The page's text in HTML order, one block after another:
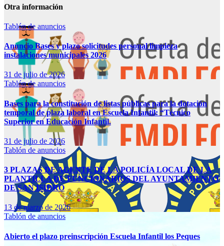
Otra información
Tablón de anuncios
Anuncio Bases y plazo solicitudes personal limpieza
instalaciones municipales 2026
31 de julio de 2026
Tablón de anuncios
Bases para la constitución de listas públicas para la dotación
temporal de plaza laboral en Escuela Infantil: “Técnico
Superior en Educación Infantil.
31 de julio de 2026
Tablón de anuncios
3 PLAZAS DE AGENTE DE LA POLICÍA LOCAL DE LA
PLANTILLA DE FUNCIONARIOS DEL AYUNTAMIENTO
DE SAN ISIDRO
13 de marzo de 2026
Tablón de anuncios
Abierto el plazo preinscripción Escuela Infantil los Peques